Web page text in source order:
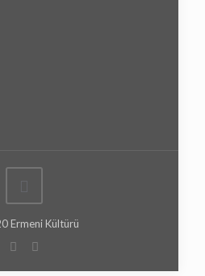
Ermeni Kültürü